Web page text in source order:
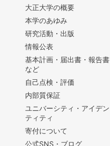
大正大学の概要
本学のあゆみ
研究活動・出版
情報公表
基本計画・届出書・報告書
など
自己点検・評価
内部質保証
ユニバーシティ・アイデン
ティティ
寄付について
公式SNS・ブログ